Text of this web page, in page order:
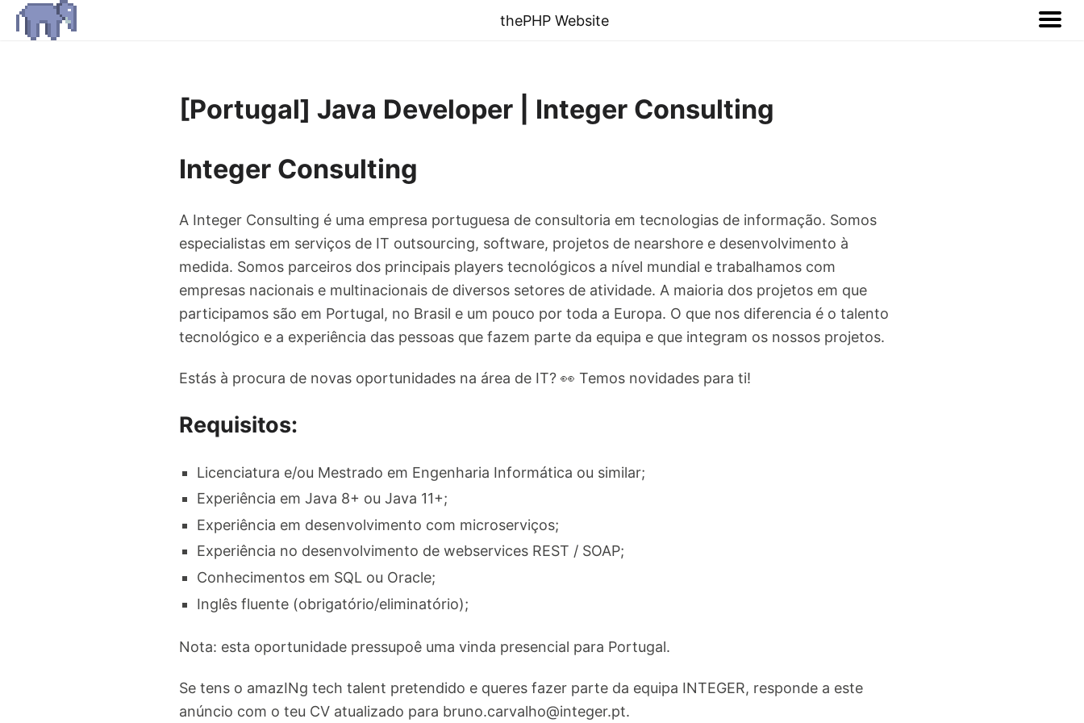
thePHP Website
[Portugal] Java Developer | Integer Consulting
Integer Consulting
A Integer Consulting é uma empresa portuguesa de consultoria em tecnologias de informação. Somos
especialistas em serviços de IT outsourcing, software, projetos de nearshore e desenvolvimento à
medida. Somos parceiros dos principais players tecnológicos a nível mundial e trabalhamos com
empresas nacionais e multinacionais de diversos setores de atividade. A maioria dos projetos em que
participamos são em Portugal, no Brasil e um pouco por toda a Europa. O que nos diferencia é o talento
tecnológico e a experiência das pessoas que fazem parte da equipa e que integram os nossos projetos.
Estás à procura de novas oportunidades na área de IT? 👀 Temos novidades para ti!
Requisitos:
Licenciatura e/ou Mestrado em Engenharia Informática ou similar;
Experiência em Java 8+ ou Java 11+;
Experiência em desenvolvimento com microserviços;
Experiência no desenvolvimento de webservices REST / SOAP;
Conhecimentos em SQL ou Oracle;
Inglês fluente (obrigatório/eliminatório);
Nota: esta oportunidade pressupoê uma vinda presencial para Portugal.
Se tens o amazINg tech talent pretendido e queres fazer parte da equipa INTEGER, responde a este
anúncio com o teu CV atualizado para bruno.carvalho@integer.pt.